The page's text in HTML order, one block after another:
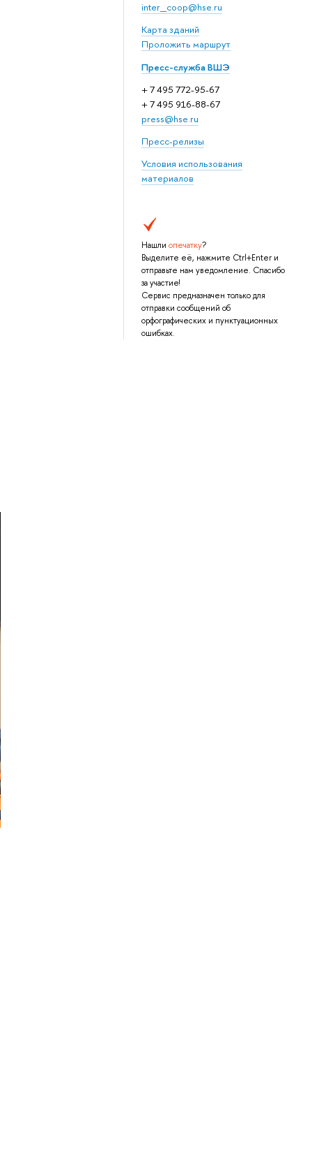
inter_coop@hse.ru
Карта зданий
Проложить маршрут
Пресс-служба ВШЭ
+ 7 495 772-95-67
+ 7 495 916-88-67
press@hse.ru
Пресс-релизы
Условия использования
материалов
Нашли опечатку?
Выделите её, нажмите Ctrl+Enter и
отправьте нам уведомление. Спасибо
за участие!
Сервис предназначен только для
отправки сообщений об
орфографических и пунктуационных
ошибках.